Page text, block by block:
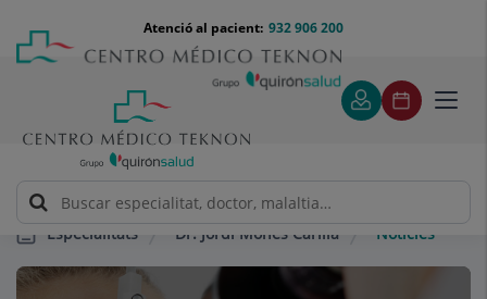
contingut
Menú
teléfono
cabecera
932 906 200
Atenció al pacient:
Especialitats Dr. Jordi Monés Carilla Notícies